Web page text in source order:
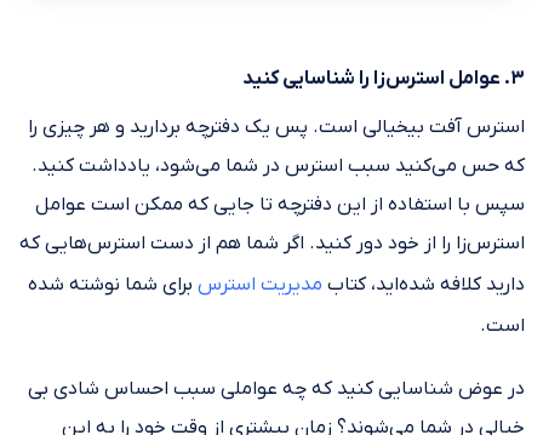
۳. عوامل استرس‌زا را شناسایی کنید
استرس آفت بیخیالی است. پس یک دفترچه بردارید و هر چیزی را
که حس می‌کنید سبب استرس در شما می‌شود، یادداشت کنید.
سپس با استفاده از این دفترچه تا جایی که ممکن است عوامل
استرس‌زا را از خود دور کنید. اگر شما هم از دست استرس‌هایی که
دارید کلافه شده‌اید، کتاب مدیریت استرس برای شما نوشته شده
است.
در عوض شناسایی کنید که چه عواملی سبب احساس شادی بی
خیالی در شما می‌شوند؟ زمان بیشتری از وقت خود را به این